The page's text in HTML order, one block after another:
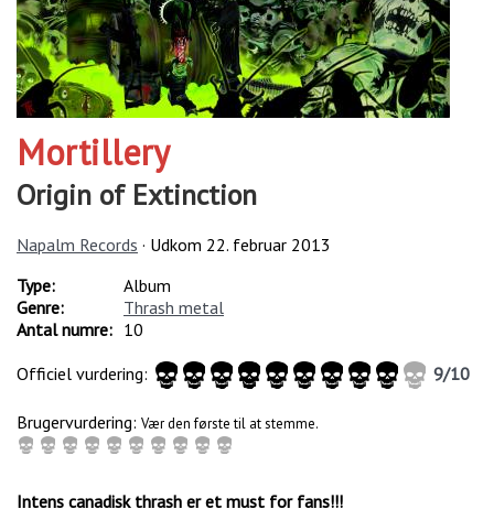
Mortillery
Origin of Extinction
Napalm Records · Udkom 22. februar 2013
Type:
Album
Genre:
Thrash metal
Antal numre: 10
Officiel vurdering:
9/10
Brugervurdering: Vær den første til at stemme.
Intens canadisk thrash er et must for fans!!!